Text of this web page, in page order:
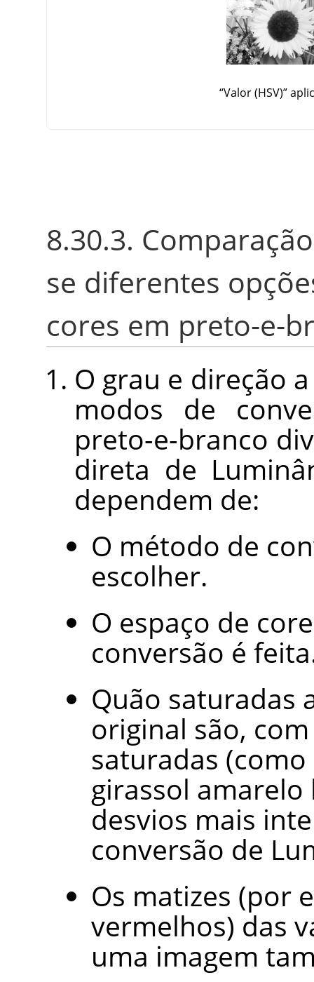
“Valor (HSV)”
8.30.3.
se diferentes
cores em preto-e-
O grau e direção
modos de
preto-e-branco
direta de
dependem de:
O método de
escolher.
O espaço de
conversão é
Quão saturadas
original são,
saturadas
girassol
desvios mais
conversão de
Os matizes (por
vermelhos) das
uma imagem